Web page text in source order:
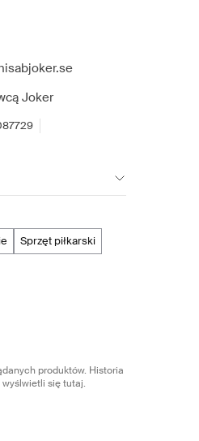
Joker
sprzęt piłkarski
produktów. Historia
się tutaj.